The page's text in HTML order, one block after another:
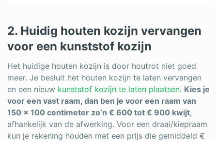
2. Huidig houten kozijn vervangen
voor een kunststof kozijn
Het huidige houten kozijn is door houtrot niet goed
meer. Je besluit het houten kozijn te laten vervangen
en een nieuw kunststof kozijn te laten plaatsen. Kies je
voor een vast raam, dan ben je voor een raam van
150 x 100 centimeter zo’n € 600 tot € 900 kwijt,
afhankelijk van de afwerking. Voor een draai/kiepraam
kun je rekening houden met een prijs die gemiddeld €